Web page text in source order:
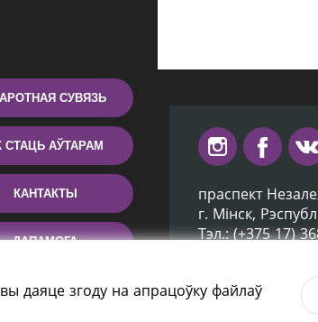
СУВЯЗЬ
СТАЦЬ АЎТАРАМ
КАНТАКТЫ
ДАПАМОГА
праспект
г. Мiнск,
Тэл.: (+375 17)
даяце згоду на апрацоўку файлаў